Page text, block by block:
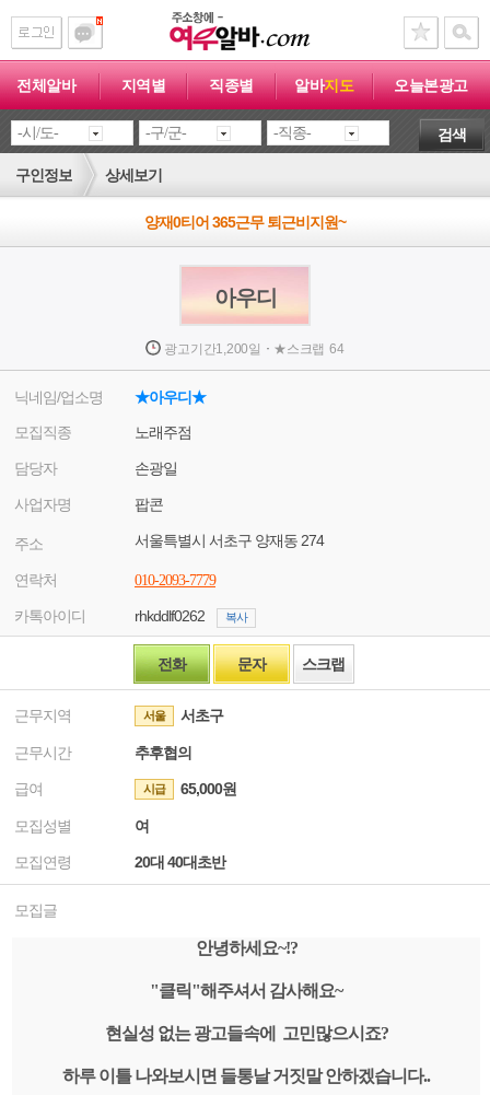
전체알바 지역별 직종별 알바지도 오늘본광고
검색
구인정보 상세보기
양재0티어 365근무 퇴근비지원~
아우디
광고기간1,200일 · ★스크랩 64
닉네임/업소명
★아우디★
모집직종
노래주점
담당자 손광일
사업자명 팝콘
주소 서울특별시 서초구 양재동 274
연락처 010-2093-7779
카톡아이디 rhkddlf0262 복사
전화 문자 스크랩
근무지역 서울 서초구
근무시간 추후협의
급여 시급 65,000원
모집성별 여
모집연령 20대 40대초반
모집글
안녕하세요~!?
"클릭"해주셔서 감사해요~
현실성 없는 광고들속에 고민많으시죠?
하루 이틀 나와보시면 들통날 거짓말 안하겠습니다..